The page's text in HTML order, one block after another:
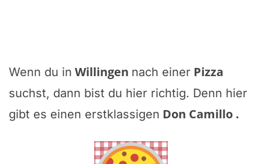
Wenn du in Willingen nach einer Pizza
suchst, dann bist du hier richtig. Denn hier
gibt es einen erstklassigen Don Camillo .